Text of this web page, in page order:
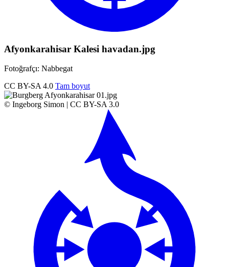
Afyonkarahisar Kalesi havadan.jpg
Fotoğrafçı: Nabbegat
CC BY-SA 4.0 Tam boyut
© Ingeborg Simon | CC BY-SA 3.0